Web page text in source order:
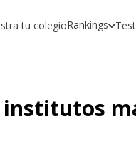
tu colegioRankings